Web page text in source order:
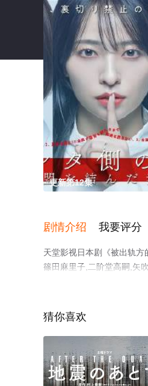
更新第12集
剧情介绍 我要评分
天堂影视日本剧《被出轨
篠田麻里子,二阶堂高嗣,矢
完整版电视剧全集就上天
猜你喜欢